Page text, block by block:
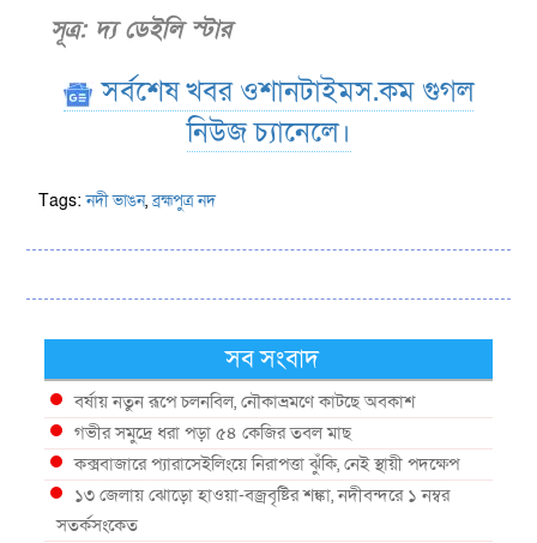
সূত্র: দ্য ডেইলি স্টার
সর্বশেষ খবর ওশানটাইমস.কম গুগল
নিউজ চ্যানেলে।
Tags:নদী ভাঙন,ব্রহ্মপুত্র নদ
সব সংবাদ
বর্ষায় নতুন রূপে চলনবিল, নৌকাভ্রমণে কাটছে অবকাশ
গভীর সমুদ্রে ধরা পড়া ৫৪ কেজির তবল মাছ
কক্সবাজারে প্যারাসেইলিংয়ে নিরাপত্তা ঝুঁকি, নেই স্থায়ী পদক্ষেপ
১৩ জেলায় ঝোড়ো হাওয়া-বজ্রবৃষ্টির শঙ্কা, নদীবন্দরে ১ নম্বর
সতর্কসংকেত